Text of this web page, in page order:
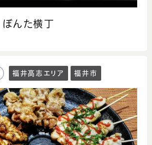
んた横丁
福井高志エリア 福井市